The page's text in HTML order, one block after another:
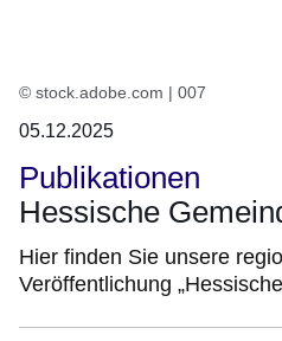
© stock.adobe.com | 007
05.12.2025
Publikationen
Hessische
Hier finden Sie unsere
Veröffentlichung